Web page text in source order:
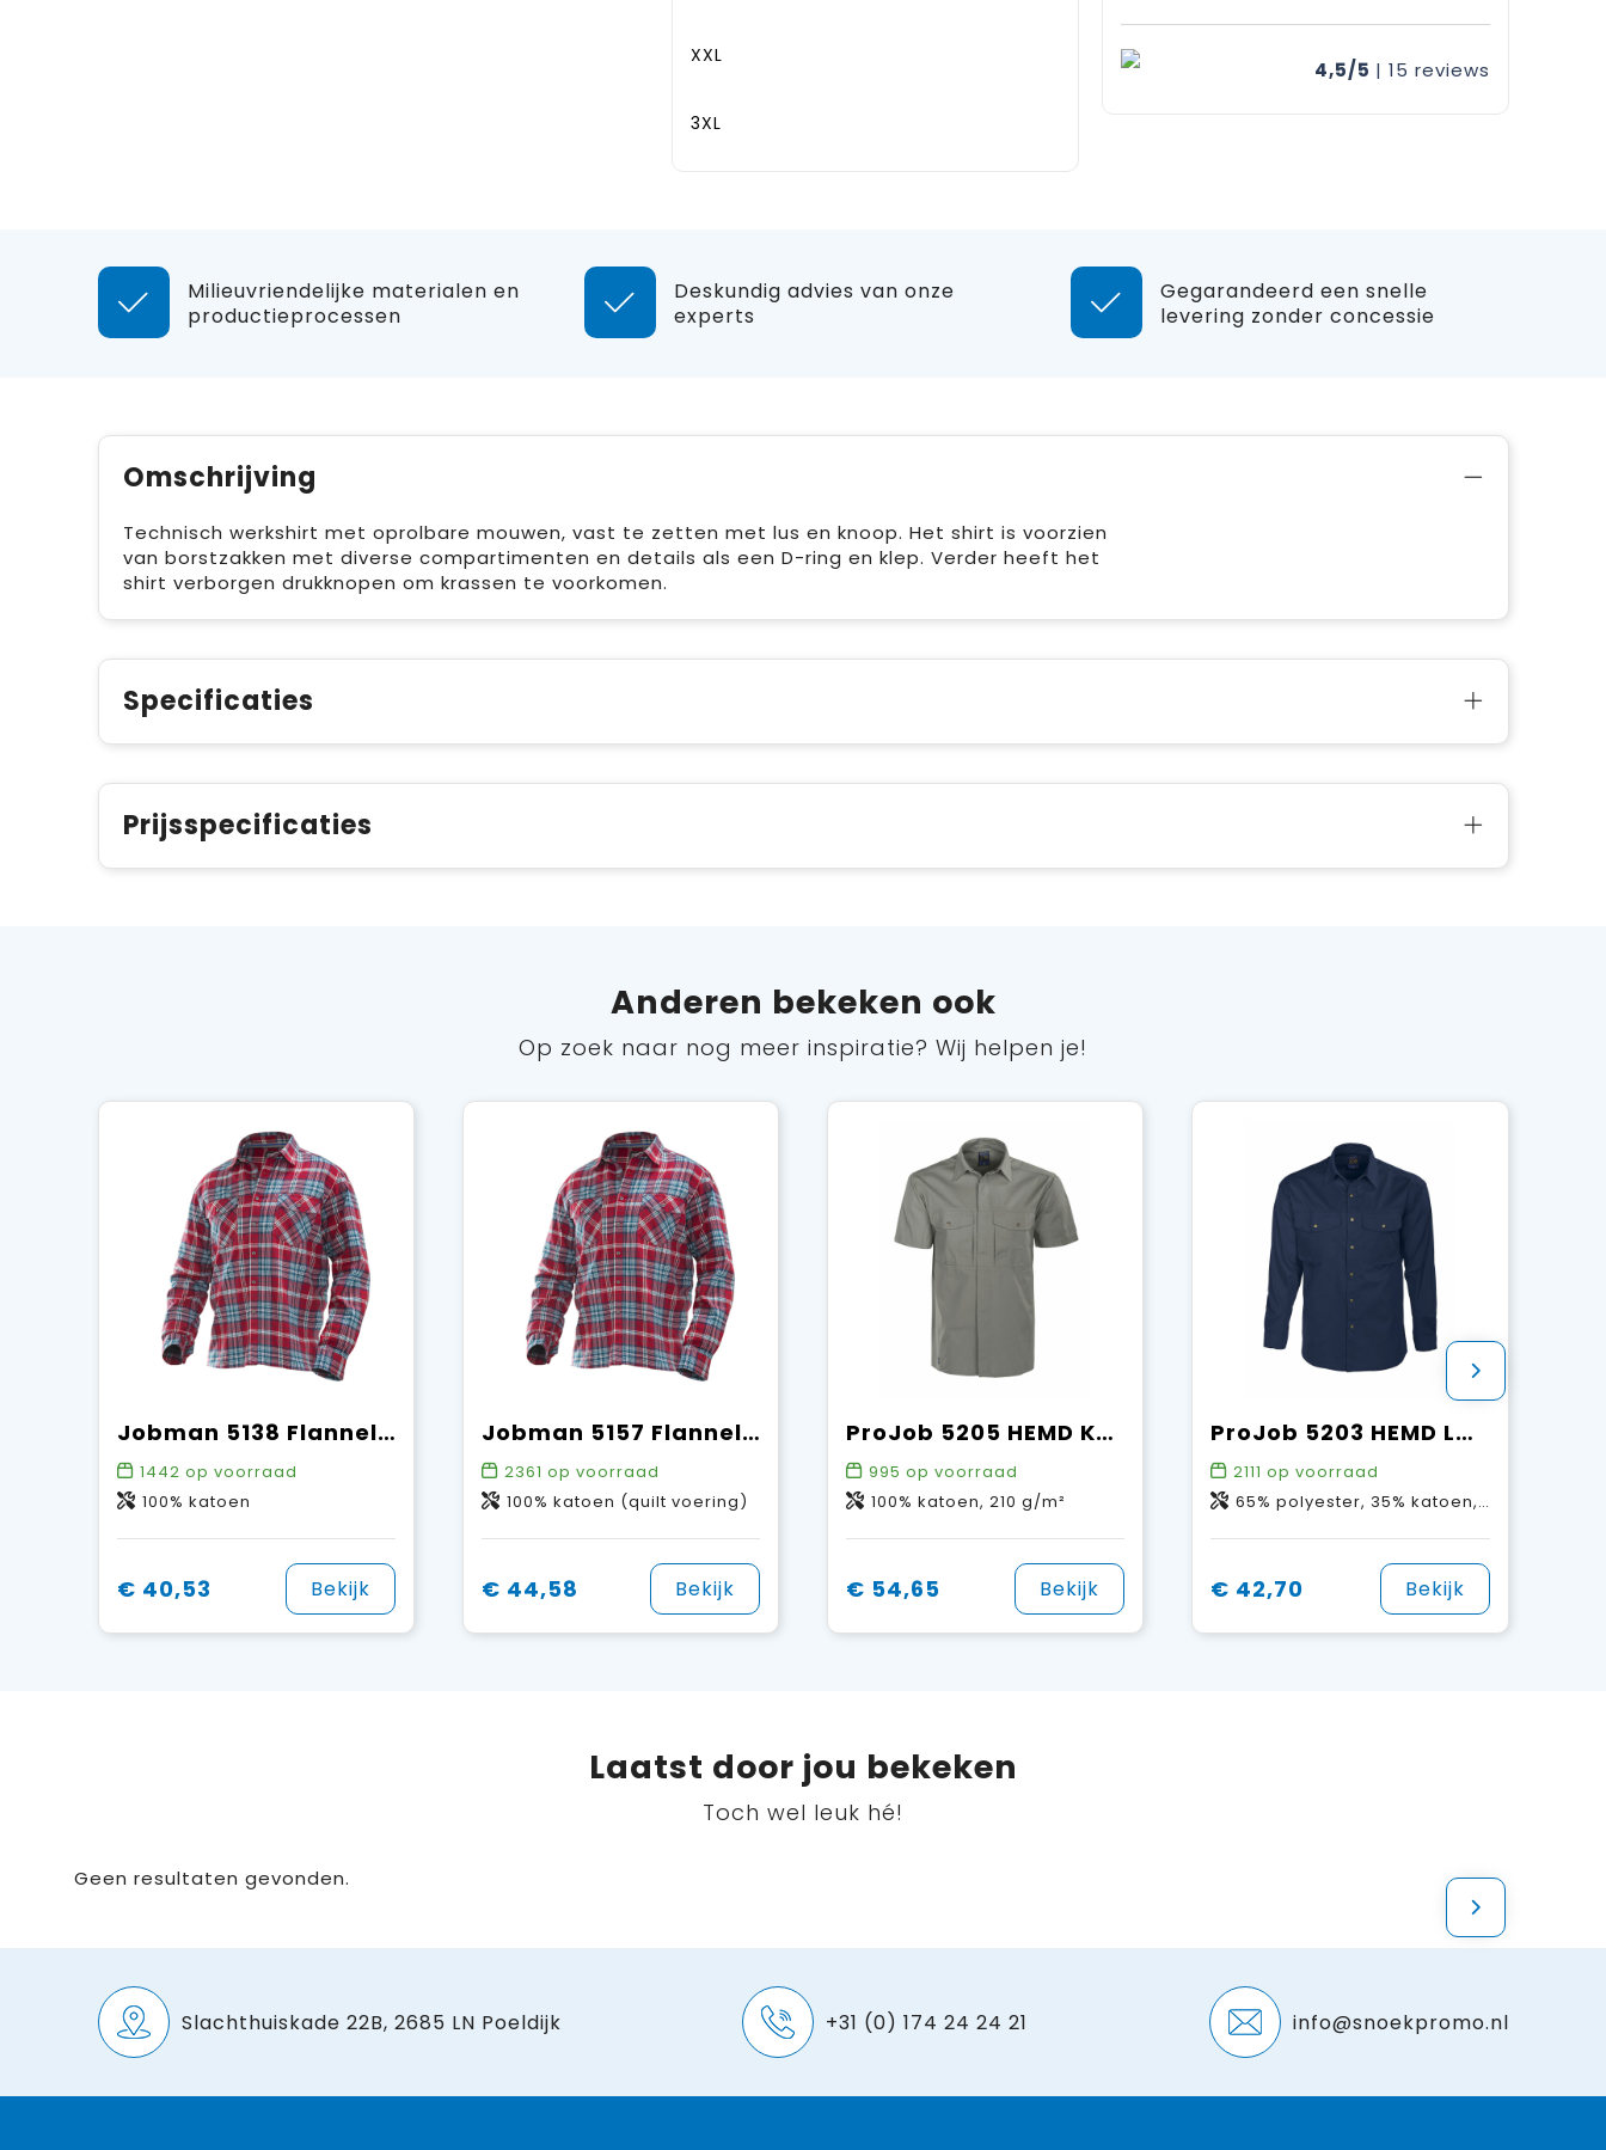
XXL
3XL
4,5/5 | 15 reviews
Milieuvriendelijke materialen en
productieprocessen
Deskundig advies van onze
experts
Gegarandeerd een snelle
levering zonder concessie
Omschrijving
Technisch werkshirt met oprolbare mouwen, vast te zetten met lus en knoop. Het shirt is voorzien
van borstzakken met diverse compartimenten en details als een D-ring en klep. Verder heeft het
shirt verborgen drukknopen om krassen te voorkomen.
Specificaties
Prijsspecificaties
Anderen bekeken ook
Op zoek naar nog meer inspiratie? Wij helpen je!
Jobman 5138 Flannel Shirt
1442 op voorraad
100% katoen
€ 40,53 Bekijk
Jobman 5157 Flannel Shirt Lined
2361 op voorraad
100% katoen (quilt voering)
€ 44,58 Bekijk
ProJob 5205 HEMD KORTE MOUWEN
995 op voorraad
100% katoen, 210 g/m²
€ 54,65 Bekijk
ProJob 5203 HEMD LANGE MOUWEN
2111 op voorraad
65% polyester, 35% katoen, 190 g/m²
€ 42,70 Bekijk
Laatst door jou bekeken
Toch wel leuk hé!
Geen resultaten gevonden.
Slachthuiskade 22B, 2685 LN Poeldijk +31 (0) 174 24 24 21 info@snoekpromo.nl